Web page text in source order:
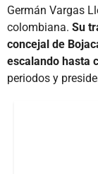
Germán Vargas
colombiana. Su
concejal de
escalando hasta
periodos y